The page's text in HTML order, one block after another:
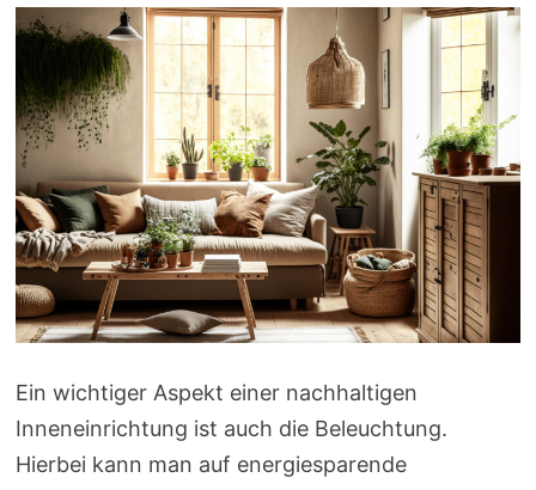
Ein wichtiger Aspekt einer nachhaltigen
Inneneinrichtung ist auch die Beleuchtung.
Hierbei kann man auf energiesparende